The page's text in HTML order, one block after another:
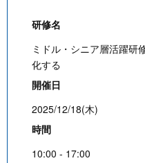
研修名
ミドル・シニア層活躍研
化する
開催日
2025/12/18(木)
時間
10:00 - 17:00